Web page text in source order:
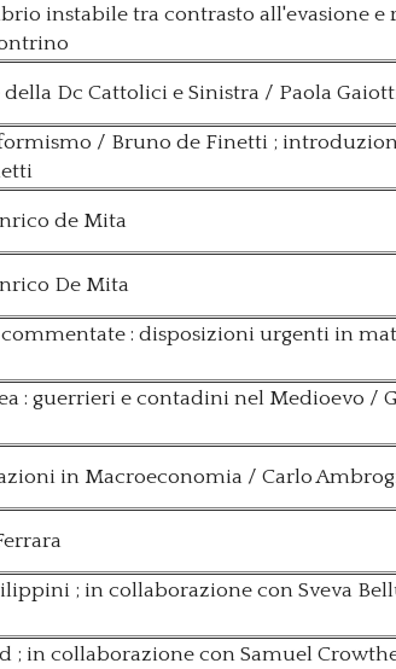
instabile tra contrasto all'evasione e
Dc Cattolici e Sinistra / Paola
/ Bruno de Finetti ;
de Mita
De Mita
: disposizioni urgenti in
: guerrieri e contadini nel Medioevo /
in Macroeconomia / Carlo
; in collaborazione con Sveva
; in collaborazione con Samuel